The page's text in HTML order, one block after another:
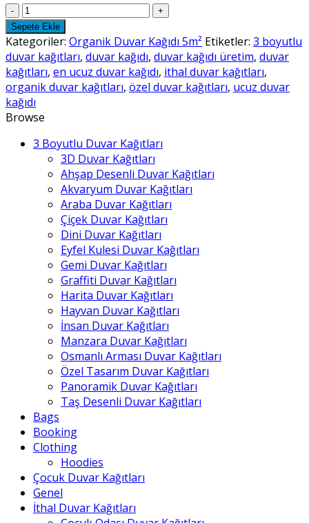
Organik
Duvar
Kağıtları
5m²
-
19
adet
Sepete Ekle
Kategoriler: Organik Duvar Kağıdı 5m² Etiketler: 3 boyutlu
duvar kağıtları, duvar kağıdı, duvar kağıdı üretim, duvar
kağıtları, en ucuz duvar kağıdı, ithal duvar kağıtları,
organik duvar kağıtları, özel duvar kağıtları, ucuz duvar
kağıdı
Browse
3 Boyutlu Duvar Kağıtları
3D Duvar Kağıtları
Ahşap Desenli Duvar Kağıtları
Akvaryum Duvar Kağıtları
Araba Duvar Kağıtları
Çiçek Duvar Kağıtları
Dini Duvar Kağıtları
Eyfel Kulesi Duvar Kağıtları
Gemi Duvar Kağıtları
Graffiti Duvar Kağıtları
Harita Duvar Kağıtları
Hayvan Duvar Kağıtları
İnsan Duvar Kağıtları
Manzara Duvar Kağıtları
Osmanlı Arması Duvar Kağıtları
Özel Tasarım Duvar Kağıtları
Panoramik Duvar Kağıtları
Taş Desenli Duvar Kağıtları
Bags
Booking
Clothing
Hoodies
Çocuk Duvar Kağıtları
Genel
İthal Duvar Kağıtları